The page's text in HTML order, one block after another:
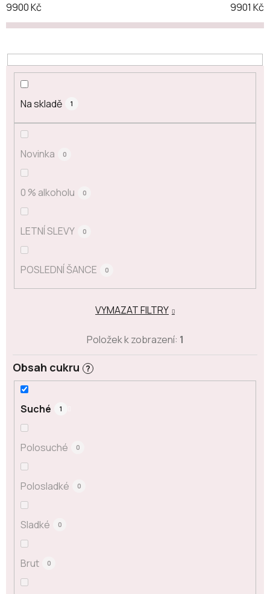
9900Kč 9901 Kč
Na skladě 1
Novinka 0
0 % alkoholu 0
LETNÍ SLEVY 0
POSLEDNÍ ŠANCE 0
Obsah cukru ?
Suché 1
Polosuché 0
Polosladké 0
Sladké 0
Brut 0
VYMAZAT FILTRY
Položek k zobrazení: 1